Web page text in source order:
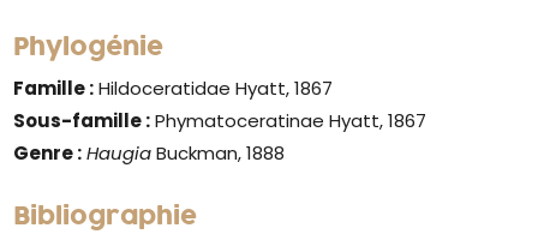
Phylogénie
Famille :Hildoceratidae Hyatt, 1867
Sous-famille :Phymatoceratinae Hyatt, 1867
Genre : HaugiaBuckman, 1888
Bibliographie